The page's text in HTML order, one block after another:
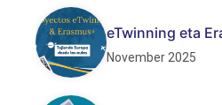
eTwinning eta
November 2025